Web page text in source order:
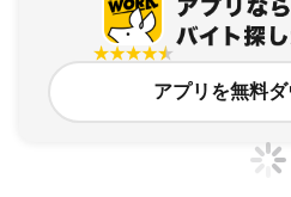
アプリを無料